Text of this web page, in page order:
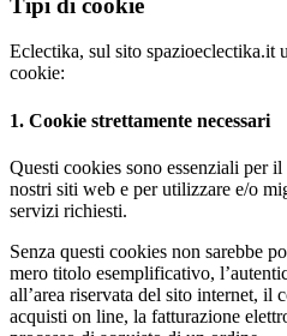
Tipi di cookie
Eclectika, sul sito spazioeclectika.it
cookie:
1. Cookie strettamente necessari
Questi cookies sono essenziali per
nostri siti web e per utilizzare e/o
servizi richiesti.
Senza questi cookies non sarebbe
mero titolo esemplificativo,
all’area riservata del sito internet, il
acquisti on line, la fatturazione